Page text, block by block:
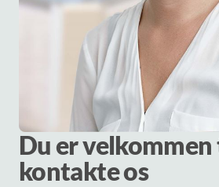
Du er
kontakte os